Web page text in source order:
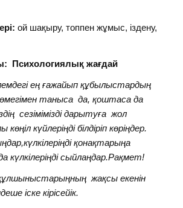
ой шақыру, топпен жұмыс, іздену,
Психологиялық жағдай
ең ғажайып құбылыстардың
көмегімен таныса да, қоштаса да
сезімімізді дарытуға жол
күйлеріңді білдіріп көріңдер.
қонақтарыңа
күлкілеріңді сыйлаңдар.Рақмет!
жақсы екенін
іске кірісейік.